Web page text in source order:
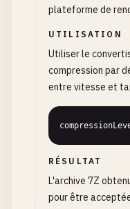
plateforme de
UTILISATION
Utiliser le
compression par
entre vitesse et
RÉSULTAT
L'archive 7Z
pour être